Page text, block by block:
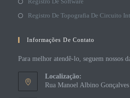
Registro De Topografia De Circuito
Informações De Contato
Para melhor atendê-lo, seguem nossos
Localização:
Rua Manoel Albino